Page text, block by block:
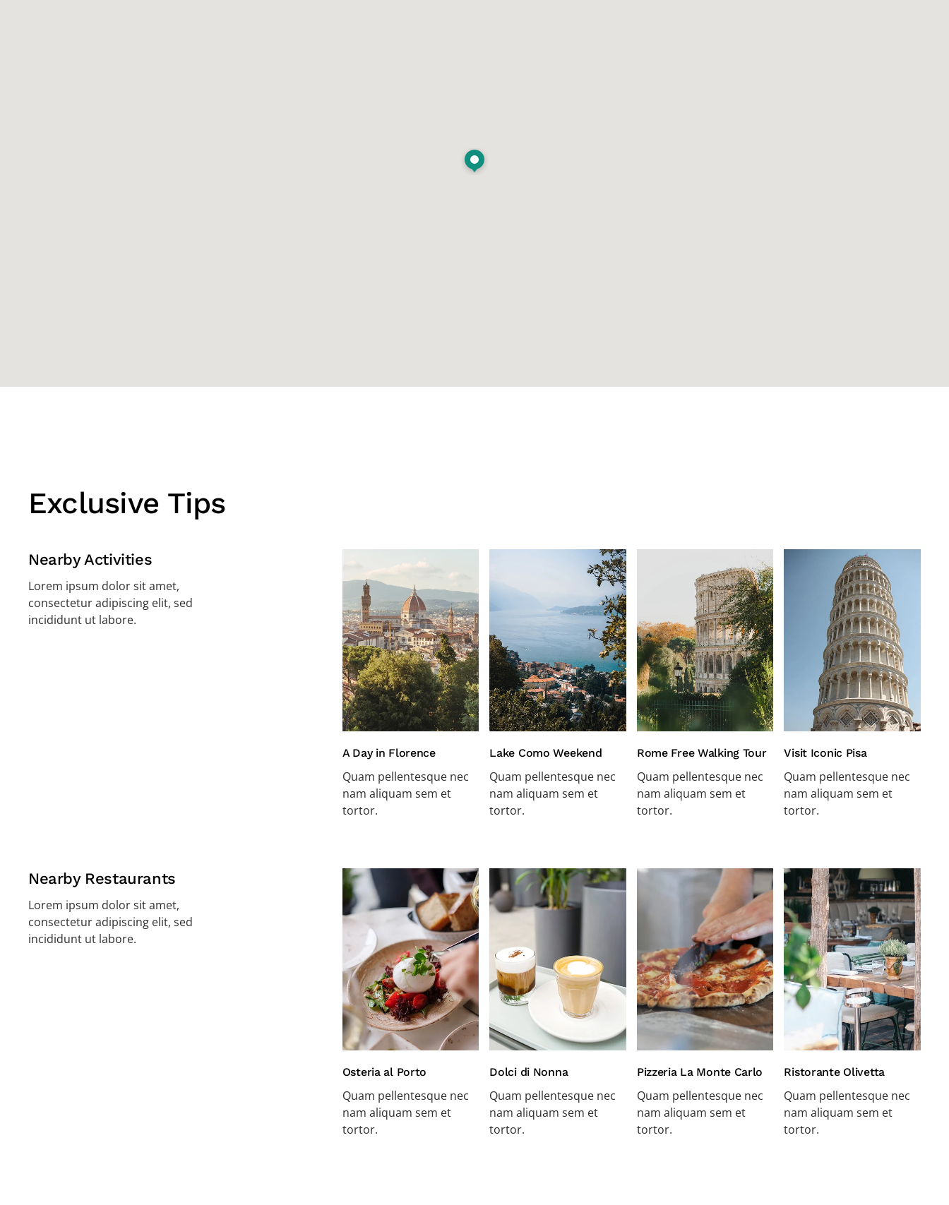
Exclusive Tips
Nearby Activities
Lorem ipsum dolor sit amet,
consectetur adipiscing elit, sed
incididunt ut labore.
A Day in Florence
Quam pellentesque nec
nam aliquam sem et
tortor.
Lake Como Weekend
Quam pellentesque nec
nam aliquam sem et
tortor.
Rome Free Walking Tour
Quam pellentesque nec
nam aliquam sem et
tortor.
Visit Iconic Pisa
Quam pellentesque nec
nam aliquam sem et
tortor.
Nearby Restaurants
Lorem ipsum dolor sit amet,
consectetur adipiscing elit, sed
incididunt ut labore.
Osteria al Porto
Quam pellentesque nec
nam aliquam sem et
tortor.
Dolci di Nonna
Quam pellentesque nec
nam aliquam sem et
tortor.
Pizzeria La Monte Carlo
Quam pellentesque nec
nam aliquam sem et
tortor.
Ristorante Olivetta
Quam pellentesque nec
nam aliquam sem et
tortor.